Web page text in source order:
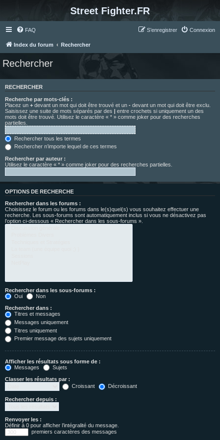
Street Fighter.FR
FAQ Connexion
S’enregistrer
Index du forum Rechercher
Rechercher
RECHERCHER
Recherche par mots-clés :
Placez un + devant un mot qui doit être trouvé et un - devant un mot qui doit être exclu.
Saisissez une suite de mots séparés par des | entre crochets si uniquement un des
mots doit être trouvé. Utilisez le caractère « * » comme joker pour des recherches
partielles.
Rechercher tous les termes
Rechercher n’importe lequel de ces termes
Rechercher par auteur :
Utilisez le caractère « * » comme joker pour des recherches partielles.
OPTIONS DE RECHERCHE
Rechercher dans les forums :
Choisissez le forum ou les forums dans le(s)quel(s) vous souhaitez effectuer une
recherche. Les sous-forums sont automatiquement inclus si vous ne désactivez pas
l’option ci-dessous « Rechercher dans les sous-forums ».
Rechercher dans les sous-forums :
Oui
Non
Rechercher dans :
Titres et messages
Messages uniquement
Titres uniquement
Premier message des sujets uniquement
Afficher les résultats sous forme de :
Messages
Sujets
Classer les résultats par :
Croissant
Décroissant
Rechercher depuis :
Renvoyer les :
Définir à 0 pour afficher l’intégralité du message.
premiers caractères des messages